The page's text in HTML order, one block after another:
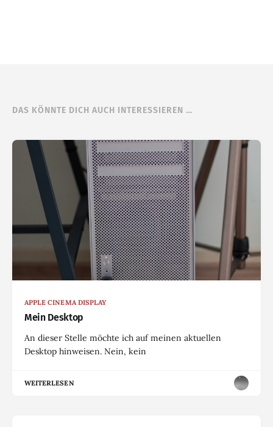
DAS KÖNNTE DICH AUCH INTERESSIEREN …
APPLE CINEMA DISPLAY
Mein Desktop
An dieser Stelle möchte ich auf meinen aktuellen
Desktop hinweisen. Nein, kein
WEITERLESEN